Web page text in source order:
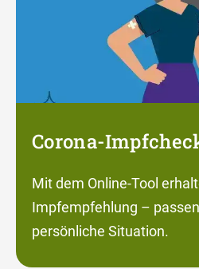
Corona-
Mit dem Online-Tool
Impfempfehlung –
persönliche Situation.